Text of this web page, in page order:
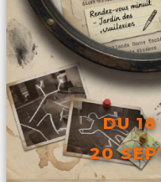
DU 18
20